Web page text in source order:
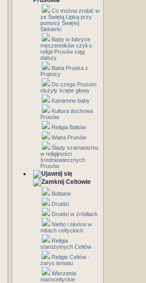
Co można zrobić w
ze Świętą Lipką przy
pomocy Świętej
Siekierki
Baby w fabryce
męczenników czyli o
religii Prusów ciąg
dalszy
Baba Pruska z
Prątnicy
Do czego Prusom
służyły ścięte głowy
Kamienne baby
Kultura duchowa
Prusów
Religia Bałtów
Wiara Prusów
Ślady szamanizmu
w religijności
średniowiecznych
Prusów
Celtowie
Beltaine
Druidzi
Druidzi w źródłach
Niebo i słońce w
mitach celtyckich
Religia
starożytnych Celtów
Religie Celtów -
zarys tematu
Wierzenia
staroceltyckie